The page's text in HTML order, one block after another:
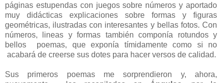
páginas estupendas con juegos sobre números y aportado
muy didácticas explicaciones sobre formas y figuras
geométricas, ilustradas con interesantes y bellas fotos. Con
números, lineas y formas también componía rotundos y
bellos poemas, que exponía tímidamente como si no
acabará de creerse sus dotes para hacer versos de calidad.
Sus primeros poemas me sorprendieron y, ahora,